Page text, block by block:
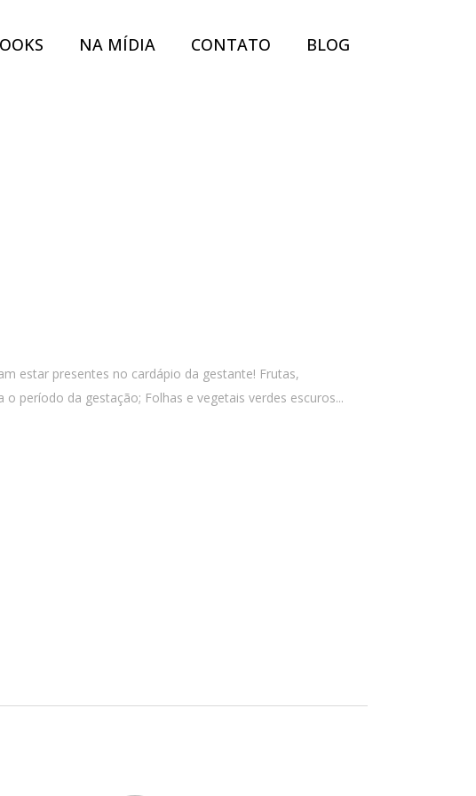
NA MÍDIA CONTATO BLOG
estar presentes no cardápio da gestante! Frutas,
período da gestação; Folhas e vegetais verdes escuros...